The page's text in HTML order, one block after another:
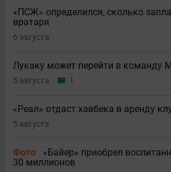
«ПСЖ» определился, сколько
вратаря
6 августа
Лукаку может перейти в команду
5 августа 1
«Реал» отдаст хавбека в аренду
5 августа
Фото
«Байер» приобрел
30 миллионов